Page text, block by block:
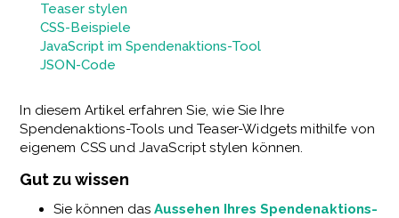
Teaser stylen
CSS-Beispiele
JavaScript im Spendenaktions-Tool
JSON-Code
In diesem Artikel erfahren Sie, wie Sie Ihre
Spendenaktions-Tools und Teaser-Widgets mithilfe von
eigenem CSS und JavaScript stylen können.
Gut zu wissen
Sie können das Aussehen Ihres Spendenaktions-